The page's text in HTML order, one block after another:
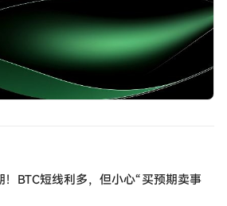
！BTC短线利多，但小心“买预期卖事